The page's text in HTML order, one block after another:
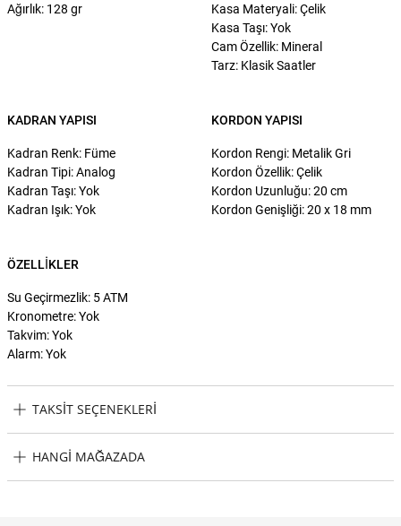
Ağırlık: 128 gr
Kasa Materyali: Çelik
Kasa Taşı: Yok
Cam Özellik: Mineral
Tarz: Klasik Saatler
KADRAN YAPISI
Kadran Renk: Füme
Kadran Tipi: Analog
Kadran Taşı: Yok
Kadran Işık: Yok
KORDON YAPISI
Kordon Rengi: Metalik Gri
Kordon Özellik: Çelik
Kordon Uzunluğu: 20 cm
Kordon Genişliği: 20 x 18 mm
ÖZELLIKLER
Su Geçirmezlik: 5 ATM
Kronometre: Yok
Takvim: Yok
Alarm: Yok
TAKSIT SEÇENEKLERI
HANGI MAĞAZADA